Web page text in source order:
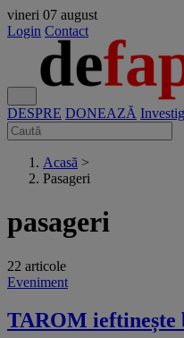
vineri 07 august
Login Contact
DESPRE DONEAZĂ
Acasă >
Pasageri
pasageri
22 articole
Eveniment
TAROM ieftinește